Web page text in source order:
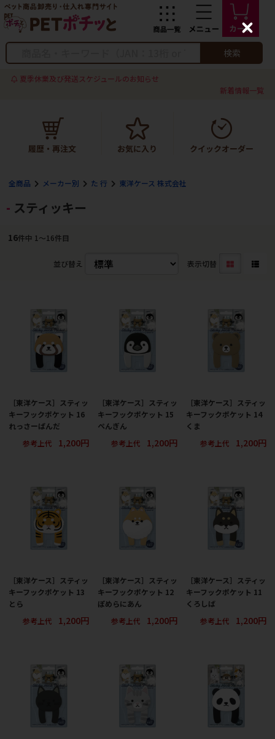
検索
夏季休業及び発送スケジュールのお知らせ
新着情報一覧
全商品 メーカー別 た 行 東洋ケース 株式会社
スティッキー
16件中 1〜16件目
並び替え 表示切替
［東洋ケース］スティッ
キーフックポケット 16
れっさーぱんだ
参考上代
1,200円
［東洋ケース］スティッ
キーフックポケット 15
ぺんぎん
参考上代
1,200円
［東洋ケース］スティッ
キーフックポケット 14
くま
参考上代
1,200円
［東洋ケース］スティッ
キーフックポケット 13
とら
参考上代
1,200円
［東洋ケース］スティッ
キーフックポケット 12
ぽめらにあん
参考上代
1,200円
［東洋ケース］スティッ
キーフックポケット 11
くろしば
参考上代
1,200円
C
l
s